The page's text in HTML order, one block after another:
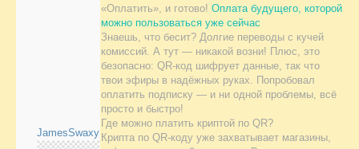
JamesSwaxy
«Оплатить», и готово! Оплата будущего, которой
можно пользоваться уже сейчас
Знаешь, что бесит? Долгие переводы с кучей
комиссий. А тут — никакой возни! Плюс, это
безопасно: QR-код шифрует данные, так что
твои эфиры в надёжных руках. Попробовал
оплатить подписку — и ни одной проблемы, всё
просто и быстро!
Где можно платить криптой по QR?
Крипта по QR-коду уже захватывает магазины,